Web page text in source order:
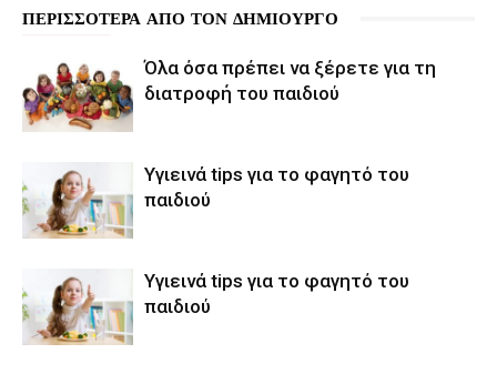
ΠΕΡΙΣΣΟΤΕΡΑ ΑΠΟ ΤΟΝ ΔΗΜΙΟΥΡΓΟ
Όλα όσα πρέπει να ξέρετε για τη
διατροφή του παιδιού
Υγιεινά tips για το φαγητό του
παιδιού
Υγιεινά tips για το φαγητό του
παιδιού